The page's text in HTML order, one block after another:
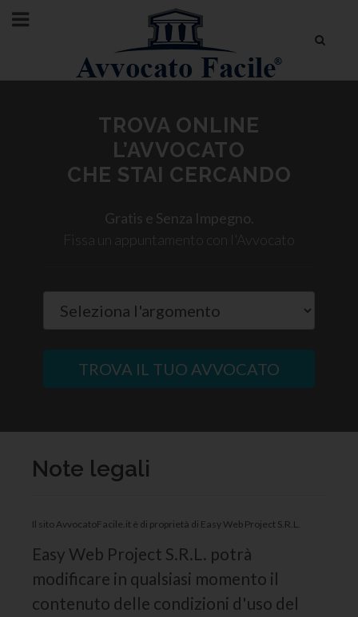
TROVA ONLINE
L’AVVOCATO
CHE STAI CERCANDO
Gratis e Senza Impegno.
Fissa un appuntamento con l'Avvocato
TROVA IL TUO AVVOCATO
Note legali
Il sito AvvocatoFacile.it è di proprietà di Easy Web Project S.R.L.
Easy Web Project S.R.L. potrà
modificare in qualsiasi momento il
contenuto delle condizioni d'uso del